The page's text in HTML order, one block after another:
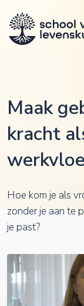
Maak
kracht
Hoe kom je als
zonder je aan te
je past?